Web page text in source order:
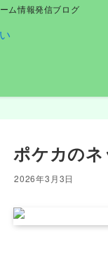
ム情報発信ブログ
ポケカの
2026年3月3日